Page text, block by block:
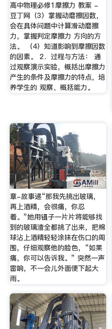
高中物理必修1摩擦力 教案 -
豆丁网（3）掌握动磨擦因数，
会在具体问题中计算滑动磨擦
力，掌握判定摩擦力 方向的方
法。 （4）知道影响到摩擦因数
的因素。 2．过程与方法： 通
过观察演示实验，概括出摩擦力
产生的条件及摩擦力的特点，培
养学生的 观察、概括能力。
章-故事递“那我先挑出玻璃，
再上酒精，会很痛，你忍
着。”她用镊子一片片将能够找
到的玻璃渣全都挑了出来，把棉
球沾上酒精轻轻涂抹在伤口的周
围，仔细观察他的脸色，“如果
痛，你可以告诉我。” 突然一声
雷响，不一会儿外面便下起大
雨。